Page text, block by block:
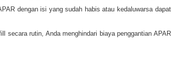
dengan isi yang sudah habis atau kedaluwarsa dapat
secara rutin, Anda menghindari biaya penggantian APAR